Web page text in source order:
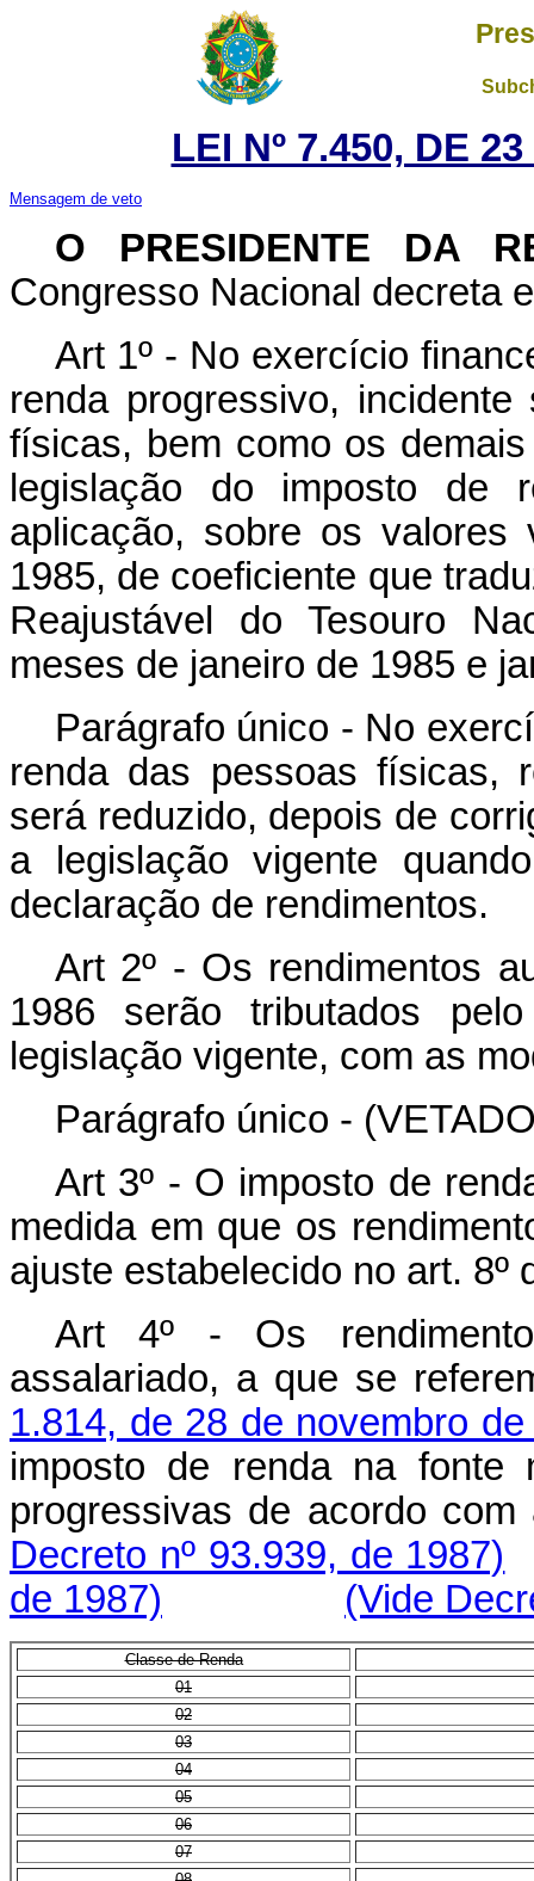
LEI Nº 7.450, DE
Mensagem de veto
O PRESIDENTE DA
Congresso Nacional decreta
Art 1º - No exercício
renda progressivo,
físicas, bem como os
legislação do imposto de
aplicação, sobre os valores
1985, de coeficiente que
Reajustável do Tesouro
meses de janeiro de 1985 e
Parágrafo único - No
renda das pessoas físicas,
será reduzido, depois de
a legislação vigente
declaração de rendimentos.
Art 2º - Os rendimentos
1986 serão tributados
legislação vigente, com as
Parágrafo único -
Art 3º - O imposto de
medida em que os
ajuste estabelecido no art. 8º
Art 4º - Os
assalariado, a que se
1.814, de 28 de novembro
imposto de renda na fonte
progressivas de
Decreto nº 93.939, de 1987)
de 1987)
(Vide
Classe de Renda
01
02
03
04
05
06
07